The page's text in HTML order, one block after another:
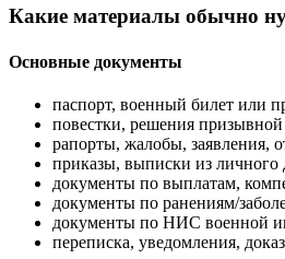
Какие материалы обычно
Основные документы
паспорт, военный билет или
повестки, решения
рапорты, жалобы, заявления,
приказы, выписки из личного
документы по выплатам,
документы по ранениям/
документы по НИС военной
переписка, уведомления,